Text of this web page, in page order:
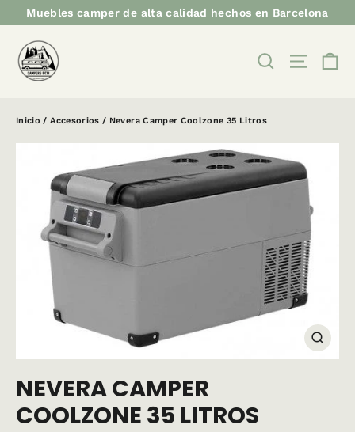
directamente
contenido
Muebles camper de alta calidad hechos en Barcelona
BUSCAR
Inicio / Accesorios / Nevera Camper Coolzone 35 Litros
(ESC)
NEVERA CAMPER
COOLZONE 35 LITROS